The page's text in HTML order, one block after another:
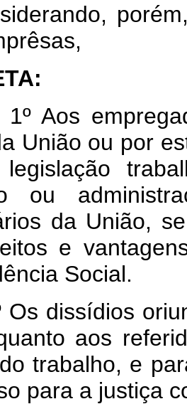
porém, a
1º Aos
União ou por
ou
da União,
e
Social.
dissídios
aos
trabalho, e
para a justiça